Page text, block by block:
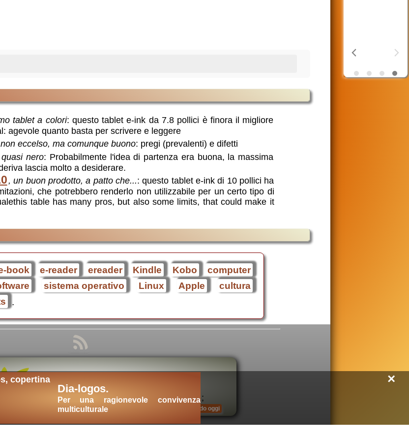
tablet a colori: questo tablet e-ink da 7.8 pollici è finora il migliore
agevole quanto basta per scrivere e leggere
eccelso, ma comunque buono: pregi (prevalenti) e difetti
nero: Probabilmente l'idea di partenza era buona, la massima
lascia molto a desiderare.
,un buon prodotto, a patto che...:questo tablet e-ink di 10 pollici ha
che potrebbero renderlo non utilizzabile per un certo tipo di
this table has many pros, but also some limits, that could make it
book e-reader ereader Kindle Kobo
computer
sistema operativo Linux Apple
cultura
×
Dia-logos.
Per una ragionevole convivenza
multiculturale
;
intellectualia :: cara Belta' mondo oggi